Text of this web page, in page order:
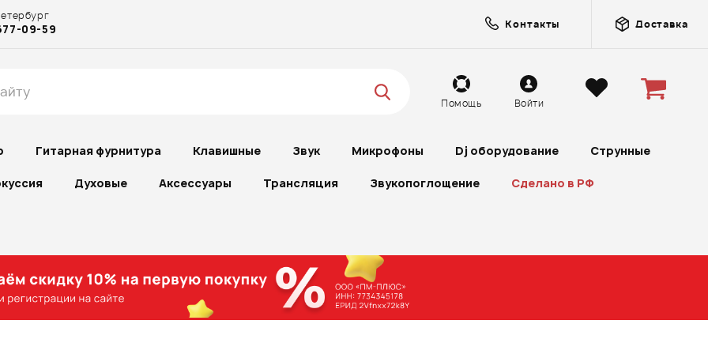
09-59 Контакты Доставка
Помощь Войти
Гитарная фурнитура Клавишные Звук Микрофоны Dj оборудование Струнные
Духовые Аксессуары Трансляция Звукопоглощение Сделано в РФ